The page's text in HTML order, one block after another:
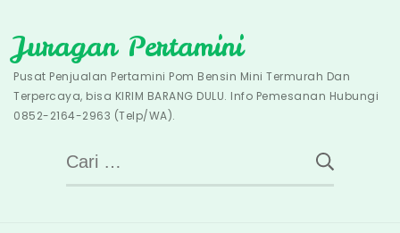
to
content
Juragan Pertamini
Pusat Penjualan Pertamini Pom Bensin Mini Termurah Dan
Terpercaya, bisa KIRIM BARANG DULU. Info Pemesanan Hubungi
0852-2164-2963 (Telp/WA).
Cari
untuk: